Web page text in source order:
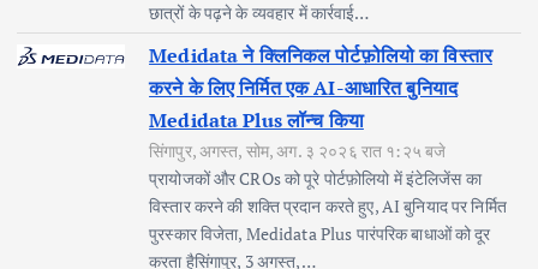
छात्रों के पढ़ने के व्यवहार में कार्रवाई…
Medidata ने क्लिनिकल पोर्टफ़ोलियो का विस्तार
करने के लिए निर्मित एक AI-आधारित बुनियाद
Medidata Plus लॉन्च किया
सिंगापुर, अगस्त, सोम, अग. ३ २०२६ रात १:२५ बजे
प्रायोजकों और CROs को पूरे पोर्टफ़ोलियो में इंटेलिजेंस का
विस्तार करने की शक्ति प्रदान करते हुए, AI बुनियाद पर निर्मित
पुरस्कार विजेता, Medidata Plus पारंपरिक बाधाओं को दूर
करता हैसिंगापुर, 3 अगस्त,…